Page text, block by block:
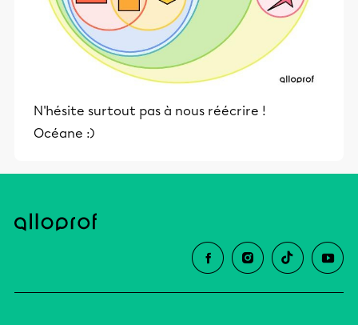
N'hésite surtout pas à nous réécrire !
Océane :)